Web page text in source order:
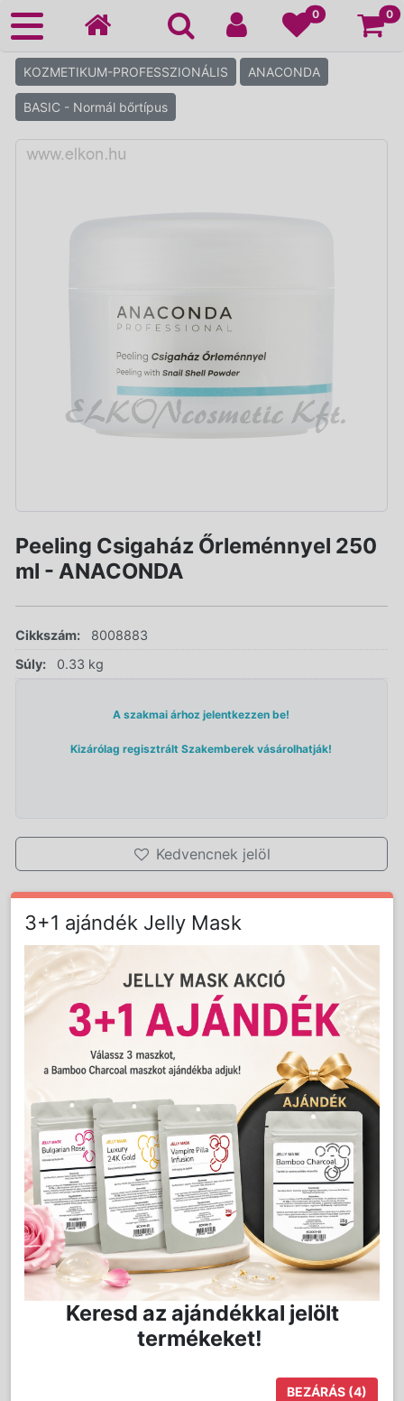
0 0
KOZMETIKUM-PROFESSZIONÁLIS ANACONDA
BASIC - Normál bőrtípus
Peeling Csigaház Őrleménnyel 250
ml - ANACONDA
Cikkszám:
8008883
Súly:
0.33 kg
A szakmai árhoz jelentkezzen be!
Kizárólag regisztrált Szakemberek vásárolhatják!
Kedvencnek jelöl
Mennyiség: db
vásárolható!
Részletes Leírás
Peeling Csigaház Őrleménnyel 250 ml
A finom tengeri csigaház őrlemény és hámosító műanyag
golyócskák speciális keveréke alaposan megtisztítja a
bőrt az elhalt szarulemezektől. Segítséget nyújt abban,
hogy a bőr elegendő oxigénhez jusson, és a
sejtmegújulási folyamatok során képződő új sejtek
egészségesek legyenek. A termék szalicilsav tartalma
elősegíti az epidermisz hámlását, így a faggyúmirigyek
nem tömődnek el, és az új bőrréteg gyorsabban
keletkezik. Alkalmazható bármely bőrtípus mechanikai
radírozására. Használatakor ajánlatos a bőrfelszínt Zöld
Teás 3in1 Tonikkal benedvesíteni.
legömbölyített golyócskák műanyagból és megkövült
3+1 ajándék Jelly Mask
Keresd az ajándékkal jelölt
termékeket!
BEZÁRÁS (4)